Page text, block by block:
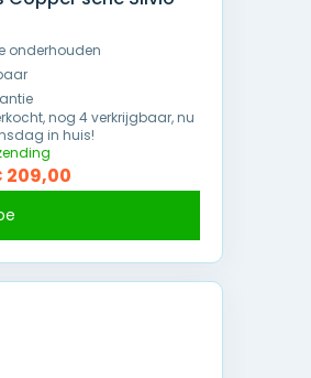
onderhouden
nog 4 verkrijgbaar, nu
in huis!
209,00Huidige
€ 209,00.